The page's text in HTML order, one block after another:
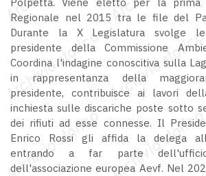
Regionale nel 2015 tra le file del
Durante la X Legislatura svolge
presidente della Commissione
Coordina l'indagine conoscitiva sulla
in rappresentanza della
presidente, contribuisce ai lavori
inchiesta sulle discariche poste sotto
dei rifiuti ad esse connesse. Il
Enrico Rossi gli affida la delega
entrando a far parte
dell'associazione europea Aevf. Nel